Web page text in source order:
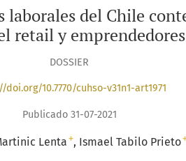
laborales del Chile
retail y
DOSSIER
doi.org/10.7770/cuhso-v31n1-art1971
Publicado 31-07-2021
Lenta + Ismael Tabilo Prieto